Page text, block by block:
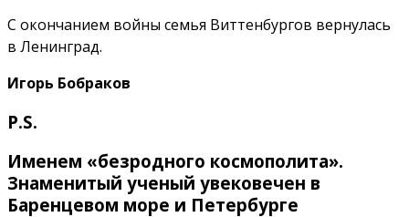
С окончанием войны семья Виттенбургов вернулась
в Ленинград.
Игорь Бобраков
P.S.
Именем «безродного космополита».
Знаменитый ученый увековечен в
Баренцевом море и Петербурге